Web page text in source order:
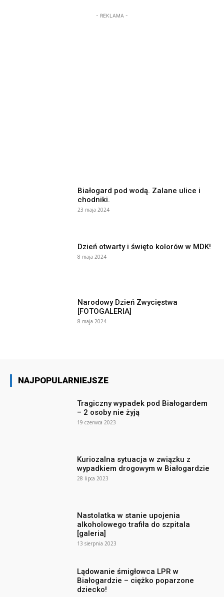
- REKLAMA -
Białogard pod wodą. Zalane ulice i
chodniki.
23 maja 2024
Dzień otwarty i święto kolorów w MDK!
8 maja 2024
Narodowy Dzień Zwycięstwa
[FOTOGALERIA]
8 maja 2024
NAJPOPULARNIEJSZE
Tragiczny wypadek pod Białogardem
– 2 osoby nie żyją
19 czerwca 2023
Kuriozalna sytuacja w związku z
wypadkiem drogowym w Białogardzie
28 lipca 2023
Nastolatka w stanie upojenia
alkoholowego trafiła do szpitala
[galeria]
13 sierpnia 2023
Lądowanie śmigłowca LPR w
Białogardzie – ciężko poparzone
dziecko!